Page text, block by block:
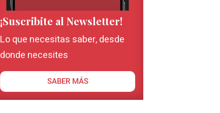
¡Suscribite al Newsletter!
Lo que necesitas saber, desde
donde necesites
SABER MÁS